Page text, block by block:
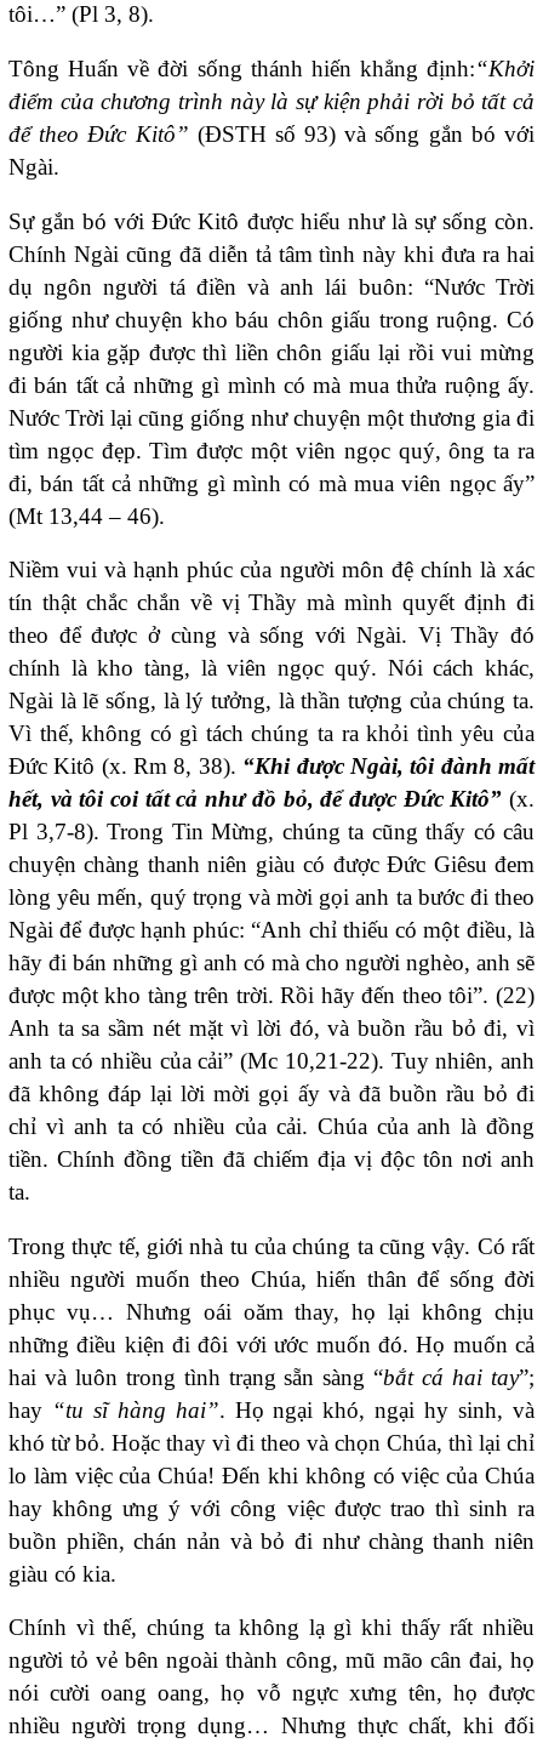
tôi…” (Pl 3, 8).
Tông Huấn về đời sống thánh hiến khẳng định:“Khởi
điểm của chương trình này là sự kiện phải rời bỏ tất cả
để theo Đức Kitô” (ĐSTH số 93) và sống gắn bó với
Ngài.
Sự gắn bó với Đức Kitô được hiểu như là sự sống còn.
Chính Ngài cũng đã diễn tả tâm tình này khi đưa ra hai
dụ ngôn người tá điền và anh lái buôn: “Nước Trời
giống như chuyện kho báu chôn giấu trong ruộng. Có
người kia gặp được thì liền chôn giấu lại rồi vui mừng
đi bán tất cả những gì mình có mà mua thửa ruộng ấy.
Nước Trời lại cũng giống như chuyện một thương gia đi
tìm ngọc đẹp. Tìm được một viên ngọc quý, ông ta ra
đi, bán tất cả những gì mình có mà mua viên ngọc ấy”
(Mt 13,44 – 46).
Niềm vui và hạnh phúc của người môn đệ chính là xác
tín thật chắc chắn về vị Thầy mà mình quyết định đi
theo để được ở cùng và sống với Ngài. Vị Thầy đó
chính là kho tàng, là viên ngọc quý. Nói cách khác,
Ngài là lẽ sống, là lý tưởng, là thần tượng của chúng ta.
Vì thế, không có gì tách chúng ta ra khỏi tình yêu của
Đức Kitô (x. Rm 8, 38). “Khi được Ngài, tôi đành mất
hết, và tôi coi tất cả như đồ bỏ, để được Đức Kitô” (x.
Pl 3,7-8). Trong Tin Mừng, chúng ta cũng thấy có câu
chuyện chàng thanh niên giàu có được Đức Giêsu đem
lòng yêu mến, quý trọng và mời gọi anh ta bước đi theo
Ngài để được hạnh phúc: “Anh chỉ thiếu có một điều, là
hãy đi bán những gì anh có mà cho người nghèo, anh sẽ
được một kho tàng trên trời. Rồi hãy đến theo tôi”. (22)
Anh ta sa sầm nét mặt vì lời đó, và buồn rầu bỏ đi, vì
anh ta có nhiều của cải” (Mc 10,21-22). Tuy nhiên, anh
đã không đáp lại lời mời gọi ấy và đã buồn rầu bỏ đi
chỉ vì anh ta có nhiều của cải. Chúa của anh là đồng
tiền. Chính đồng tiền đã chiếm địa vị độc tôn nơi anh
ta.
Trong thực tế, giới nhà tu của chúng ta cũng vậy. Có rất
nhiều người muốn theo Chúa, hiến thân để sống đời
phục vụ… Nhưng oái oăm thay, họ lại không chịu
những điều kiện đi đôi với ước muốn đó. Họ muốn cả
hai và luôn trong tình trạng sẵn sàng “bắt cá hai tay”;
hay “tu sĩ hàng hai”. Họ ngại khó, ngại hy sinh, và
khó từ bỏ. Hoặc thay vì đi theo và chọn Chúa, thì lại chỉ
lo làm việc của Chúa! Đến khi không có việc của Chúa
hay không ưng ý với công việc được trao thì sinh ra
buồn phiền, chán nản và bỏ đi như chàng thanh niên
giàu có kia.
Chính vì thế, chúng ta không lạ gì khi thấy rất nhiều
người tỏ vẻ bên ngoài thành công, mũ mão cân đai, họ
nói cười oang oang, họ vỗ ngực xưng tên, họ được
nhiều người trọng dụng… Nhưng thực chất, khi đối